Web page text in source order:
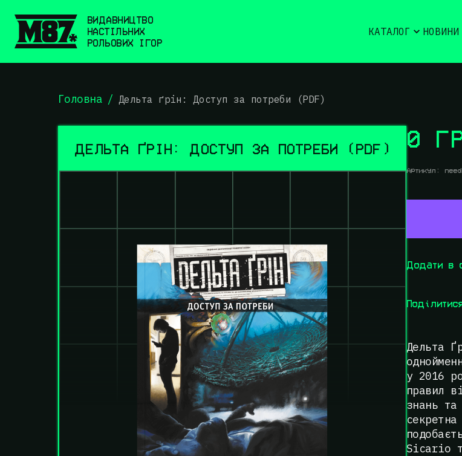
ВИДАВНИЦТВО
НАСТІЛЬНИХ
РОЛЬОВИХ ІГОР
КАТАЛОГ
Головна / Дельта ґрін: Доступ за потреби (PDF)
ДЕЛЬТА ҐРІН: ДОСТУП ЗА ПОТРЕБИ (PDF) 0
Артикул:
Додати в
Дельта
у 2016
правил
знань та
Sicario